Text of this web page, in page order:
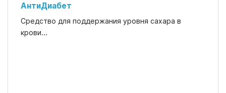
АнтиДиабет
Средство для поддержания уровня сахара в
крови...